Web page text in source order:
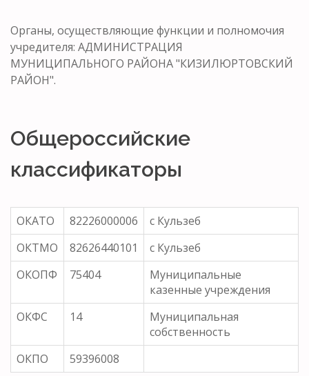
Органы, осуществляющие функции и полномочия
учредителя: АДМИНИСТРАЦИЯ
МУНИЦИПАЛЬНОГО РАЙОНА "КИЗИЛЮРТОВСКИЙ
РАЙОН".
Общероссийские
классификаторы
ОКАТО 82226000006
с Кульзеб
ОКТМО
82626440101
с Кульзеб
ОКОПФ
75404
Муниципальные
казенные учреждения
ОКФС
14
Муниципальная
собственность
ОКПО
59396008